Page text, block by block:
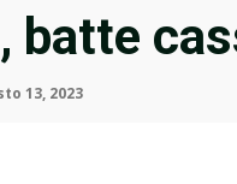
batte
13, 2023